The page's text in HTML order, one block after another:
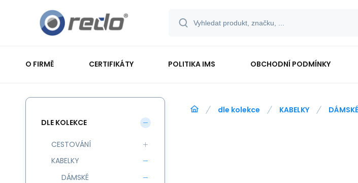
O FIRMĚ CERTIFIKÁTY POLITIKA IMS OBCHODNÍ PODMÍNKY
dle kolekce KABELKY DÁMSKÉ
DLE KOLEKCE
CESTOVÁNÍ
KABELKY
DÁMSKÉ